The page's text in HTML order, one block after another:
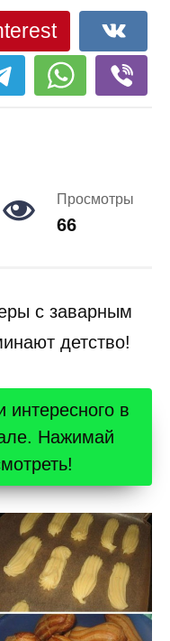
Просмотры
66
с заварным
детство!
в
Нажимай